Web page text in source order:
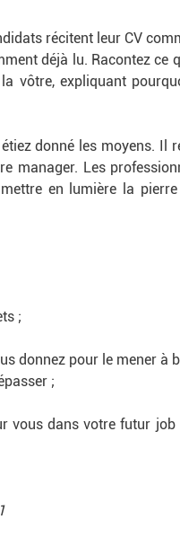
récitent leur CV
déjà lu. Racontez ce
vôtre, expliquant
donné les moyens. Il
manager. Les
en lumière la
;
donnez pour le mener à
;
vous dans votre futur